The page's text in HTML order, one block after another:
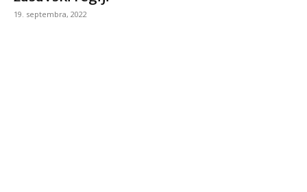
19. septembra, 2022